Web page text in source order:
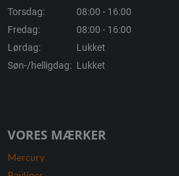
Torsdag:
08:00 - 16:00
Fredag:
08:00 - 16:00
Lørdag:
Lukket
Søn-/helligdag: Lukket
VORES MÆRKER
Mercury